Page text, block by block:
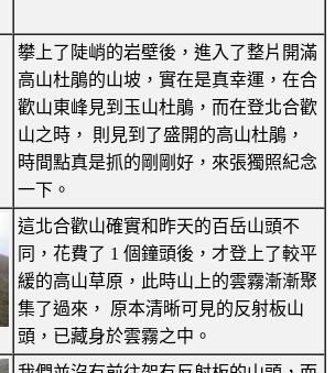
攀上了陡峭的岩壁後，進入了整片開滿
高山杜鵑的山坡，實在是真幸運，在合
歡山東峰見到玉山杜鵑，而在登北合歡
山之時， 則見到了盛開的高山杜鵑，
時間點真是抓的剛剛好，來張獨照紀念
一下。
這北合歡山確實和昨天的百岳山頭不
同，花費了 1 個鐘頭後，才登上了較平
緩的高山草原，此時山上的雲霧漸漸聚
集了過來， 原本清晰可見的反射板山
頭，已藏身於雲霧之中。